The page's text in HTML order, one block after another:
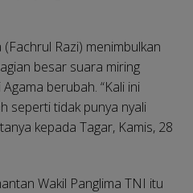
Razi) menimbulkan
besar suara miring
berubah. “Kali ini
seperti tidak punya nyali
kepada Tagar, Kamis, 28
Wakil Panglima TNI itu